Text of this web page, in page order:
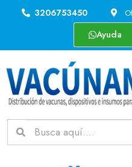
3206753450
Ayuda